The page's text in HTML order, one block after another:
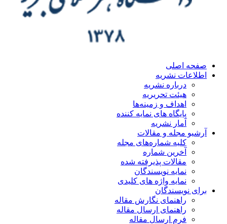
اصلی
نشریه
درباره نشریه
هیئت تحریریه
اهداف و زمینه‌ها
پایگاه های نمایه کننده
آمار نشریه
مجله و مقالات
کلیه شماره‌های مجله
آخرین شماره
مقالات پذیرفته شده
نمایه نویسندگان
نمایه واژه های کلیدی
نویسندگان
راهنمای نگارش مقاله
راهنمای ارسال مقاله
فرم ارسال مقاله